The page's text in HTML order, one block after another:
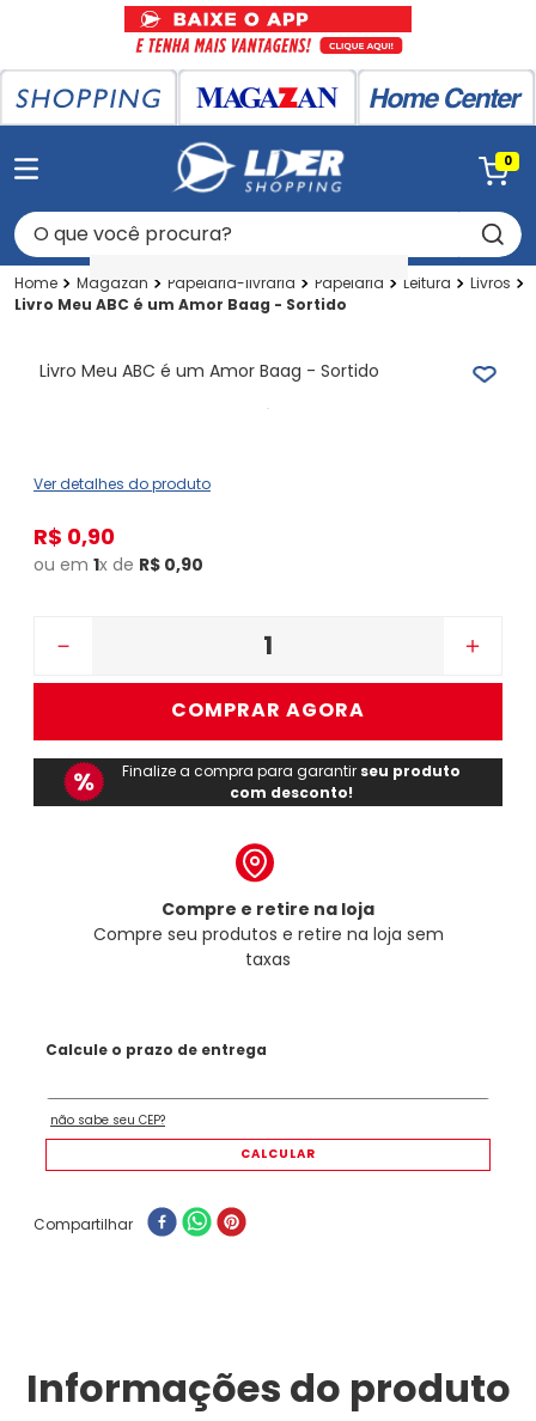
0
O que você procura?
Magazan Papelaria-livraria Papelaria Leitura
Livros
Livro Meu ABC é um Amor Baag - Sortido
Livro Meu ABC é um Amor Baag - Sortido
Ver detalhes do produto
R$ 0,90
ou em 1x de R$ 0,90
＋
－
COMPRAR AGORA
Finalize a compra para garantir seu produto
com desconto!
Compre e retire na loja
Compre seu produtos e retire na loja sem
taxas
Compartilhar
Informações do produto